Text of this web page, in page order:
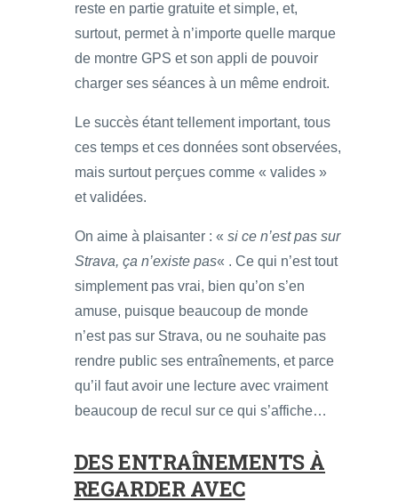
reste en partie gratuite et simple, et,
surtout, permet à n’importe quelle marque
de montre GPS et son appli de pouvoir
charger ses séances à un même endroit.
Le succès étant tellement important, tous
ces temps et ces données sont observées,
mais surtout perçues comme « valides »
et validées.
On aime à plaisanter : « si ce n’est pas sur
Strava, ça n’existe pas« . Ce qui n’est tout
simplement pas vrai, bien qu’on s’en
amuse, puisque beaucoup de monde
n’est pas sur Strava, ou ne souhaite pas
rendre public ses entraînements, et parce
qu’il faut avoir une lecture avec vraiment
beaucoup de recul sur ce qui s’affiche…
DES ENTRAÎNEMENTS À
REGARDER AVEC